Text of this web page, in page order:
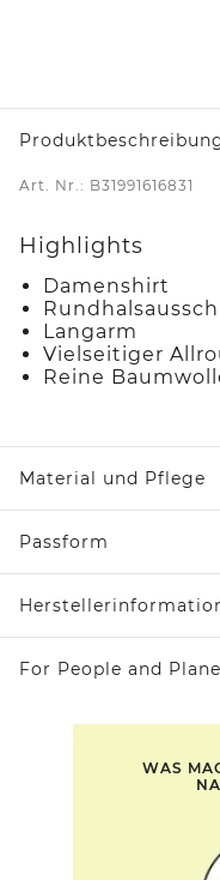
Art. Nr.: B31991616831
Highlights
Damenshirt
Langarm
Vielseitiger
Reine
Material und Pflege
Passform
For People and
WAS